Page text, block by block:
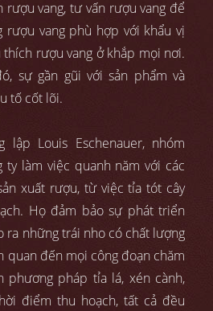
vang, tư vấn rượu vang để
rượu vang phù hợp với khẩu vị
rượu vang ở khắp mọi nơi.
sự gần gũi với sản phẩm và
tố cốt lõi.
lập Louis Eschenauer, nhóm
ty làm việc quanh năm với các
xuất rượu, từ việc tỉa tót cây
Họ đảm bảo sự phát triển
ra những trái nho có chất lượng
quan đến mọi công đoạn chăm
phương pháp tỉa lá, xén cành,
điểm thu hoạch, tất cả đều